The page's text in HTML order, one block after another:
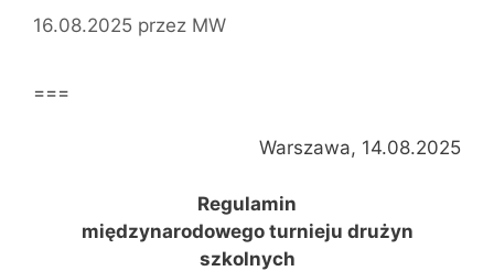
16.08.2025 przez MW
===
Warszawa, 14.08.2025
Regulamin
międzynarodowego turnieju drużyn
szkolnych